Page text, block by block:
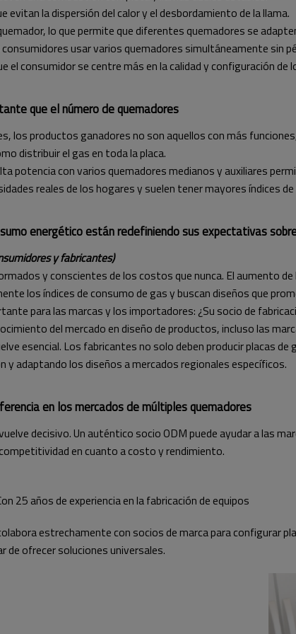
evitan la dispersión del calor y el desbordamiento de la llama.
lo que permite que diferentes quemadores se
usar varios quemadores simultáneamente sin
el consumidor se centre más en la calidad y configuración de
que el número de quemadores
los productos ganadores no son aquellos con más
distribuir el gas en toda la placa.
potencia con varios quemadores medianos y auxiliares
reales de los hogares y suelen tener mayores índices
energético están redefiniendo sus expectativas
y fabricantes)
y conscientes de los costos que nunca. El aumento
los índices de consumo de gas y buscan diseños que
para las marcas y los importadores: ¿Su socio de
del mercado en diseño de productos, incluso las
esencial. Los fabricantes no solo deben producir placas
adaptando los diseños a mercados regionales específicos.
en los mercados de múltiples quemadores
decisivo. Un auténtico socio ODM puede ayudar a las
en cuanto a costo y rendimiento.
25 años de experiencia en la fabricación de equipos
estrechamente con socios de marca para configurar
de ofrecer soluciones universales.